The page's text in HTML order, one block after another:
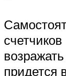
придется